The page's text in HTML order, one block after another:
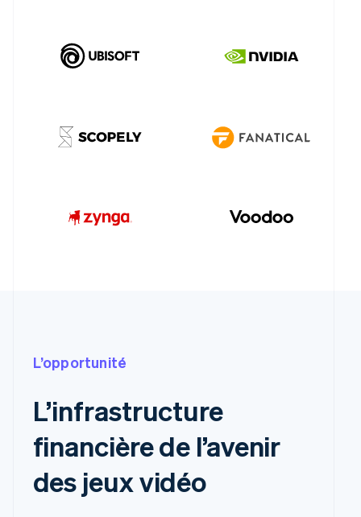
L’opportunité
L’infrastructure
financière de l’avenir
des jeux vidéo